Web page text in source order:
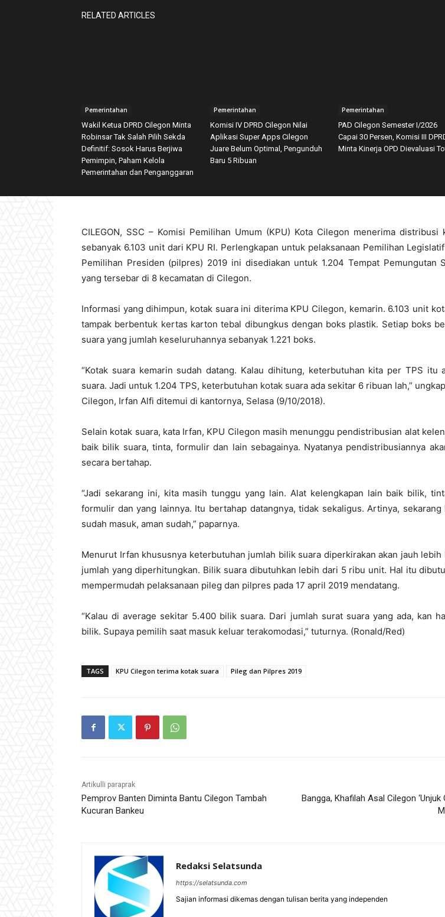
RELATED ARTICLES
Pemerintahan
Wakil Ketua DPRD Cilegon Minta
Robinsar Tak Salah Pilih Sekda
Definitif: Sosok Harus Berjiwa
Pemimpin, Paham Kelola
Pemerintahan dan Penganggaran
Pemerintahan
Komisi IV DPRD Cilegon Nilai
Aplikasi Super Apps Cilegon
Juare Belum Optimal, Pengunduh
Baru 5 Ribuan
Pemerintahan
PAD Cilegon Semester I/2026
Capai 30 Persen, Komisi III
Minta Kinerja OPD Dievaluasi
CILEGON, SSC – Komisi Pemilihan Umum (KPU) Kota Cilegon menerima distribusi
sebanyak 6.103 unit dari KPU RI. Perlengkapan untuk pelaksanaan Pemilihan
Pemilihan Presiden (pilpres) 2019 ini disediakan untuk 1.204 Tempat Pemungutan
yang tersebar di 8 kecamatan di Cilegon.
Informasi yang dihimpun, kotak suara ini diterima KPU Cilegon, kemarin. 6.103 unit
tampak berbentuk kertas karton tebal dibungkus dengan boks plastik. Setiap boks
suara yang jumlah keseluruhannya sebanyak 1.221 boks.
“Kotak suara kemarin sudah datang. Kalau dihitung, keterbutuhan kita per TPS itu
suara. Jadi untuk 1.204 TPS, keterbutuhan kotak suara ada sekitar 6 ribuan lah,”
Cilegon, Irfan Alfi ditemui di kantornya, Selasa (9/10/2018).
Selain kotak suara, kata Irfan, KPU Cilegon masih menunggu pendistribusian alat
baik bilik suara, tinta, formulir dan lain sebagainya. Nyatanya pendistribusiannya
secara bertahap.
“Jadi sekarang ini, kita masih tunggu yang lain. Alat kelengkapan lain baik bilik,
formulir dan yang lainnya. Itu bertahap datangnya, tidak sekaligus. Artinya, sekarang
sudah masuk, aman sudah,” paparnya.
Menurut Irfan khususnya keterbutuhan jumlah bilik suara diperkirakan akan jauh lebih
jumlah yang diperhitungkan. Bilik suara dibutuhkan lebih dari 5 ribu unit. Hal itu
mempermudah pelaksanaan pileg dan pilpres pada 17 april 2019 mendatang.
“Kalau di average sekitar 5.400 bilik suara. Dari jumlah surat suara yang ada, kan
bilik. Supaya pemilih saat masuk keluar terakomodasi,” tuturnya. (Ronald/Red)
TAGS KPU Cilegon terima kotak suara Pileg dan Pilpres 2019
Artikulli paraprak
Pemprov Banten Diminta Bantu Cilegon Tambah
Kucuran Bankeu
Bangga, Khafilah Asal Cilegon ‘Unjuk
Redaksi Selatsunda
https://selatsunda.com
Sajian informasi dikemas dengan tulisan berita yang independen